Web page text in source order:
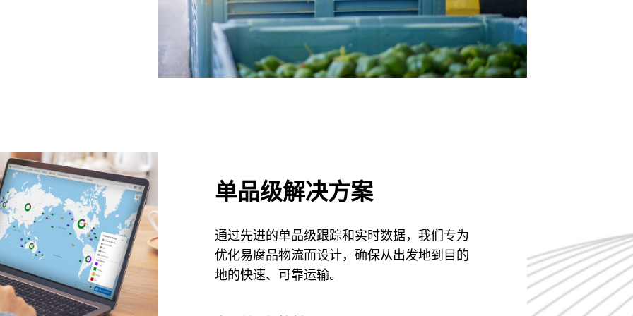
单品级解决方案
通过先进的单品级跟踪和实时数据，我们专为
优化易腐品物流而设计，确保从出发地到目的
地的快速、可靠运输。